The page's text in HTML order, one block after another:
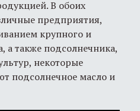
В обоих
предприятия,
крупного и
а также подсолнечника,
некоторые
подсолнечное масло и